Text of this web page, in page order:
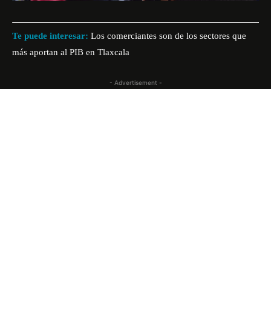
Te puede interesar: Los comerciantes son de los sectores que
más aportan al PIB en Tlaxcala
- Advertisement -